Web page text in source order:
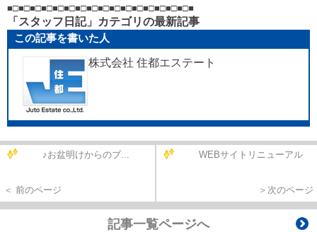
■□■□■□■□■□■□■□■□■□■□■□■□■□■□■□■□■
「スタッフ日記」カテゴリの最新記事
この記事を書いた人
株式会社 住都エステート
♪お盆明けからのブ...
＜ 前のページ
WEBサイトリニューアル
＞次のページ
記事一覧ページへ